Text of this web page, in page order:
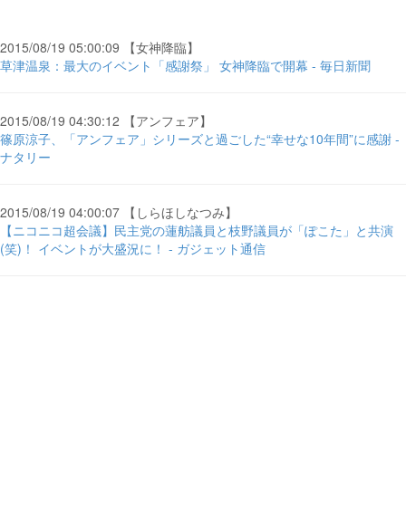
2015/08/19 05:00:09 【女神降臨】
草津温泉：最大のイベント「感謝祭」 女神降臨で開幕 - 毎日新聞
2015/08/19 04:30:12 【アンフェア】
篠原涼子、「アンフェア」シリーズと過ごした“幸せな10年間”に感謝 -
ナタリー
2015/08/19 04:00:07 【しらほしなつみ】
【ニコニコ超会議】民主党の蓮舫議員と枝野議員が「ぽこた」と共演
(笑)！ イベントが大盛況に！ - ガジェット通信